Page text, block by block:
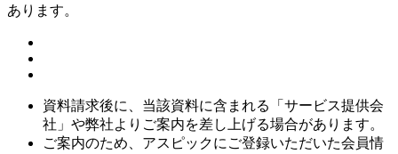
あります。
資料請求後に、当該資料に含まれる「サービス提供会
社」や弊社よりご案内を差し上げる場合があります。
ご案内のため、アスピックにご登録いただいた会員情